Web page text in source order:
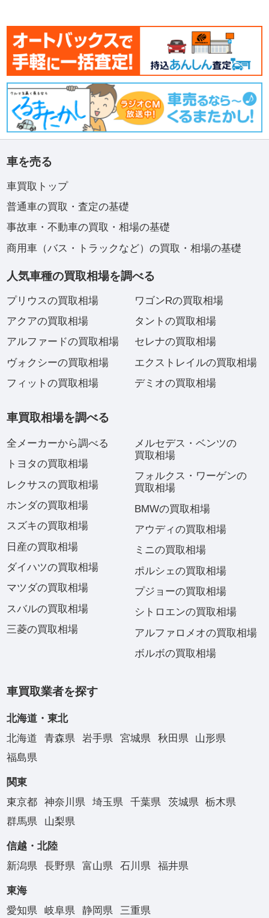
車を売る
車買取トップ
普通車の買取・査定の基礎
事故車・不動車の買取・相場の基礎
商用車（バス・トラックなど）の買取・相場の基礎
人気車種の買取相場を調べる
プリウスの買取相場
アクアの買取相場
アルファードの買取相場
ヴォクシーの買取相場
フィットの買取相場
ワゴンRの買取相場
タントの買取相場
セレナの買取相場
エクストレイルの買取相場
デミオの買取相場
車買取相場を調べる
全メーカーから調べる
トヨタの買取相場
レクサスの買取相場
ホンダの買取相場
スズキの買取相場
日産の買取相場
ダイハツの買取相場
マツダの買取相場
スバルの買取相場
三菱の買取相場
メルセデス・ベンツの
買取相場
フォルクス・ワーゲンの
買取相場
BMWの買取相場
アウディの買取相場
ミニの買取相場
ポルシェの買取相場
プジョーの買取相場
シトロエンの買取相場
アルファロメオの買取相場
ボルボの買取相場
車買取業者を探す
北海道・東北
北海道
青森県 岩手県 宮城県 秋田県
山形県
福島県
関東
東京都
神奈川県 埼玉県 千葉県 茨城県
栃木県
群馬県
山梨県
信越・北陸
新潟県
長野県 富山県 石川県 福井県
東海
愛知県
岐阜県 静岡県 三重県